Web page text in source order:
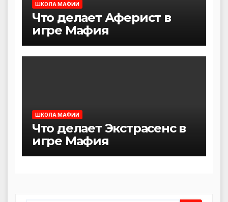
ШКОЛА МАФИИ
Что делает Аферист в
игре Мафия
ШКОЛА МАФИИ
Что делает Экстрасенс в
игре Мафия